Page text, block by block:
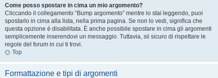
Come posso spostare in cima un mio argomento?
Cliccando il collegamento “Bump argomento” mentre lo stai leggendo, puoi
spostarlo in cima alla lista, nella prima pagina. Se non lo vedi, significa che
questa opzione è disabilitata. È anche possibile spostare in cima gli argomenti
semplicemente inserendovi un messaggio. Tuttavia, sii sicuro di rispettare le
regole del forum in cui ti trovi.
Top
Formattazione e tipi di argomenti